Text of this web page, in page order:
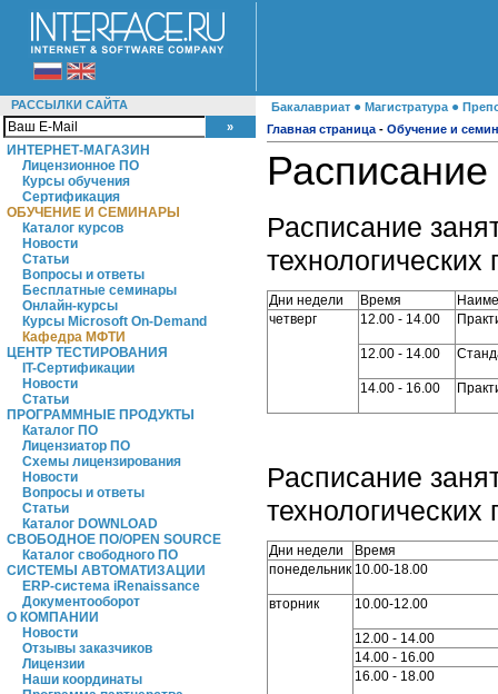
РАССЫЛКИ САЙТА
ИНТЕРНЕТ-МАГАЗИН
Лицензионное ПО
Курсы обучения
Сертификация
ОБУЧЕНИЕ И СЕМИНАРЫ
Каталог курсов
Новости
Статьи
Вопросы и ответы
Бесплатные семинары
Онлайн-курсы
Курсы Microsoft On-Demand
Кафедра МФТИ
ЦЕНТР ТЕСТИРОВАНИЯ
IT-Сертификации
Новости
Статьи
ПРОГРАММНЫЕ ПРОДУКТЫ
Каталог ПО
Лицензиатор ПО
Схемы лицензирования
Новости
Вопросы и ответы
Статьи
Каталог DOWNLOAD
СВОБОДНОЕ ПО/OPEN SOURCE
Каталог свободного ПО
СИСТЕМЫ АВТОМАТИЗАЦИИ
ERP-система iRenaissance
Документооборот
О КОМПАНИИ
Новости
Отзывы заказчиков
Лицензии
Наши координаты
Бакалавриат ● Магистратура●
Главная страница - Обучение и
Расписание
Расписание
Дни недели Время
четверг
12.00 - 14.00
12.00 - 14.00
14.00 - 16.00
Расписание
Дни недели
Время
понедельник 10.00-18.00
вторник 10.00-12.00
12.00 - 14.00
14.00 - 16.00
16.00 - 18.00